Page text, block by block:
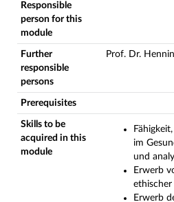
Responsible
person for this
module
Further
responsible
persons
Prof. Dr.
Prerequisites
Skills to be
acquired in this
module
im
und
Erwerb
Erwerb